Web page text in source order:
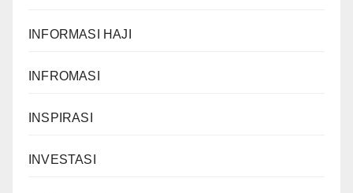
INFORMASI HAJI
INFROMASI
INSPIRASI
INVESTASI